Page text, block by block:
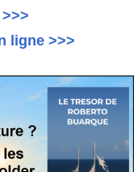
ligne >>>